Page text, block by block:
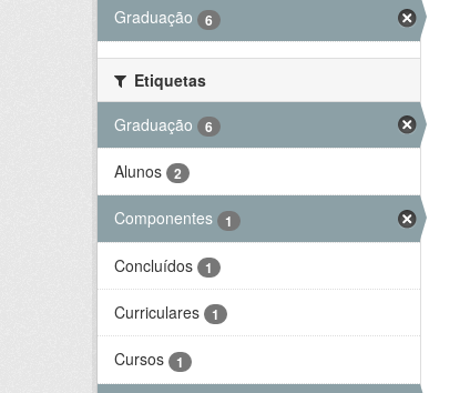
Graduação
6
Etiquetas
Graduação
6
Alunos 2
Componentes 1
Concluídos 1
Curriculares 1
Cursos 1